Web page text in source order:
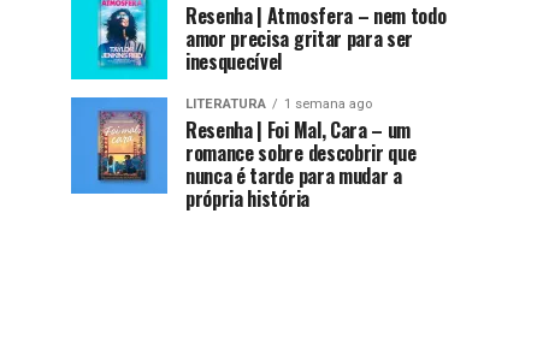
Resenha | Atmosfera – nem todo
amor precisa gritar para ser
inesquecível
LITERATURA 1 semana ago
Resenha | Foi Mal, Cara – um
romance sobre descobrir que
nunca é tarde para mudar a
própria história